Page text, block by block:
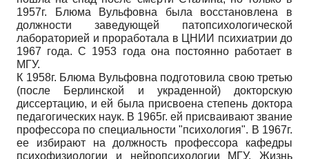
1957г. Блюма Вульфовна была восстановлена в
должности заведующей патопсихологической
лабораторией и проработала в ЦНИИ психиатрии до
1967 года. С 1953 года она постоянно работает в
МГУ.
К 1958г. Блюма Вульфовна подготовила свою третью
(после Берлинской и украденной) докторскую
диссертацию, и ей была присвоена степень доктора
педагогических наук. В 1965г. ей присваивают звание
профессора по специальности "психология". В 1967г.
ее избирают на должность профессора кафедры
психофизиологии и нейропсихологии МГУ. Жизнь